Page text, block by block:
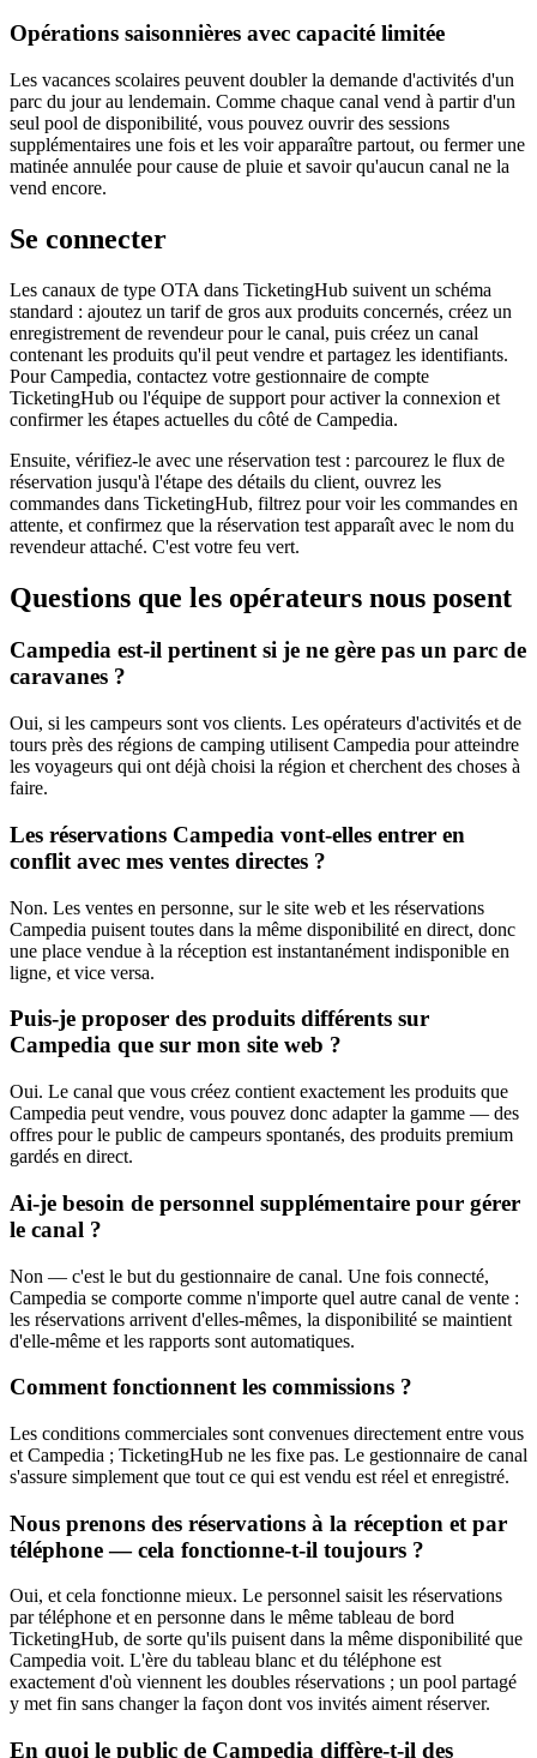
Opérations saisonnières avec capacité limitée
Les vacances scolaires peuvent doubler la demande d'activités d'un
parc du jour au lendemain. Comme chaque canal vend à partir d'un
seul pool de disponibilité, vous pouvez ouvrir des sessions
supplémentaires une fois et les voir apparaître partout, ou fermer une
matinée annulée pour cause de pluie et savoir qu'aucun canal ne la
vend encore.
Se connecter
Les canaux de type OTA dans TicketingHub suivent un schéma
standard : ajoutez un tarif de gros aux produits concernés, créez un
enregistrement de revendeur pour le canal, puis créez un canal
contenant les produits qu'il peut vendre et partagez les identifiants.
Pour Campedia, contactez votre gestionnaire de compte
TicketingHub ou l'équipe de support pour activer la connexion et
confirmer les étapes actuelles du côté de Campedia.
Ensuite, vérifiez-le avec une réservation test : parcourez le flux de
réservation jusqu'à l'étape des détails du client, ouvrez les
commandes dans TicketingHub, filtrez pour voir les commandes en
attente, et confirmez que la réservation test apparaît avec le nom du
revendeur attaché. C'est votre feu vert.
Questions que les opérateurs nous posent
Campedia est-il pertinent si je ne gère pas un parc de
caravanes ?
Oui, si les campeurs sont vos clients. Les opérateurs d'activités et de
tours près des régions de camping utilisent Campedia pour atteindre
les voyageurs qui ont déjà choisi la région et cherchent des choses à
faire.
Les réservations Campedia vont-elles entrer en
conflit avec mes ventes directes ?
Non. Les ventes en personne, sur le site web et les réservations
Campedia puisent toutes dans la même disponibilité en direct, donc
une place vendue à la réception est instantanément indisponible en
ligne, et vice versa.
Puis-je proposer des produits différents sur
Campedia que sur mon site web ?
Oui. Le canal que vous créez contient exactement les produits que
Campedia peut vendre, vous pouvez donc adapter la gamme — des
offres pour le public de campeurs spontanés, des produits premium
gardés en direct.
Ai-je besoin de personnel supplémentaire pour gérer
le canal ?
Non — c'est le but du gestionnaire de canal. Une fois connecté,
Campedia se comporte comme n'importe quel autre canal de vente :
les réservations arrivent d'elles-mêmes, la disponibilité se maintient
d'elle-même et les rapports sont automatiques.
Comment fonctionnent les commissions ?
Les conditions commerciales sont convenues directement entre vous
et Campedia ; TicketingHub ne les fixe pas. Le gestionnaire de canal
s'assure simplement que tout ce qui est vendu est réel et enregistré.
Nous prenons des réservations à la réception et par
téléphone — cela fonctionne-t-il toujours ?
Oui, et cela fonctionne mieux. Le personnel saisit les réservations
par téléphone et en personne dans le même tableau de bord
TicketingHub, de sorte qu'ils puisent dans la même disponibilité que
Campedia voit. L'ère du tableau blanc et du téléphone est
exactement d'où viennent les doubles réservations ; un pool partagé
y met fin sans changer la façon dont vos invités aiment réserver.
En quoi le public de Campedia diffère-t-il des